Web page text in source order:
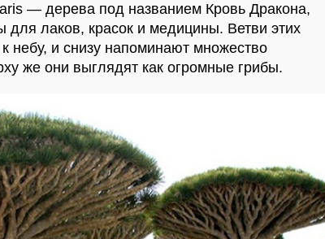
— дерева под названием Кровь Дракона,
для лаков, красок и медицины. Ветви этих
небу, и снизу напоминают множество
же они выглядят как огромные грибы.